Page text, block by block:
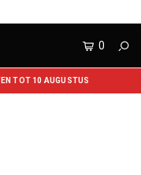
0
TOT 10 AUGUSTUS